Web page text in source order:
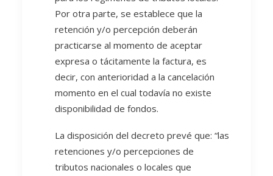
Por otra parte, se establece que la
retención y/o percepción deberán
practicarse al momento de aceptar
expresa o tácitamente la factura, es
decir, con anterioridad a la cancelación
momento en el cual todavía no existe
disponibilidad de fondos.
La disposición del decreto prevé que: “las
retenciones y/o percepciones de
tributos nacionales o locales que